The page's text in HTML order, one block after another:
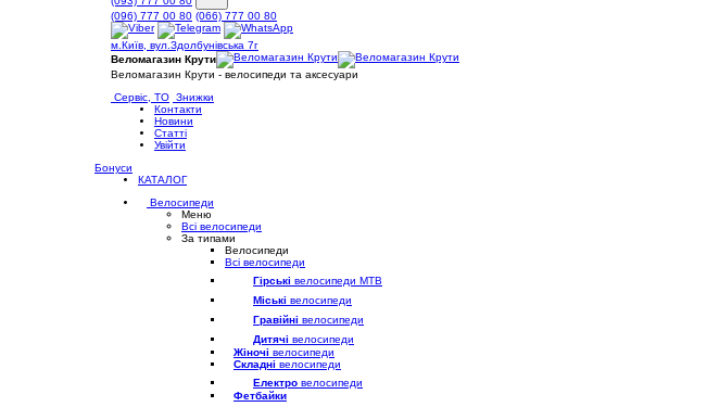
(096) 777 00 80 (066) 777 00 80
м.Київ, вул.Здолбунівська 7г
Веломагазин Крути
Веломагазин Крути - велосипеди та аксесуари
Сервіс, ТО Знижки
Контакти
Новини
Статті
Увійти
Бонуси
КАТАЛОГ
Велосипеди
Меню
Всі велосипеди
За типами
Велосипеди
Всі велосипеди
Гірські велосипеди MTB
Міські велосипеди
Гравійні велосипеди
Дитячі велосипеди
Жіночі велосипеди
Складні велосипеди
Електро велосипеди
Фетбайки